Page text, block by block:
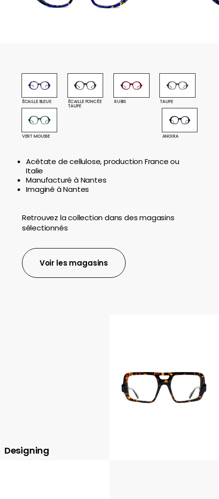
ÉCAILLE BLEUE ÉCAILLE FONCÉE
TAUPE
RUBIS TAUPE
VERT MOUSSE ANOIRA
Acétate de cellulose, production France ou
Italie
Manufacturé à Nantes
Imaginé à Nantes
Retrouvez la collection dans des magasins
sélectionnés
Voir les magasins
Designing